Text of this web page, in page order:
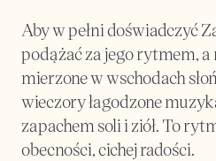
Aby w pełni doświadczyć
podążać za jego rytmem,
mierzone w wschodach
wieczory łagodzone
zapachem soli i ziół. To
obecności, cichej radości.